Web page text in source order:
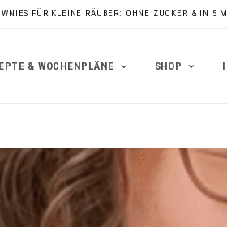
FÜR KLEINE RÄUBER: OHNE ZUCKER & IN 5
& WOCHENPLÄNE SHOP